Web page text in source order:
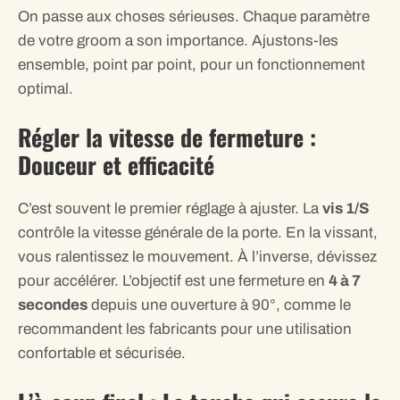
On passe aux choses sérieuses. Chaque paramètre
de votre groom a son importance. Ajustons-les
ensemble, point par point, pour un fonctionnement
optimal.
Régler la vitesse de fermeture :
Douceur et efficacité
C’est souvent le premier réglage à ajuster. Lavis 1/S
contrôle la vitesse générale de la porte. En la vissant,
vous ralentissez le mouvement. À l’inverse, dévissez
pour accélérer. L’objectif est une fermeture en 4 à 7
secondes depuis une ouverture à 90°, comme le
recommandent les fabricants pour une utilisation
confortable et sécurisée.